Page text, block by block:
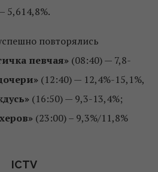
5,614,8%.
повторялись
певчая» (08:40) — 7,8-
(12:40) — 12,4%-15,1%,
(16:50) — 9,3-13,4%;
(23:00) – 9,3%/11,8%
ICTV